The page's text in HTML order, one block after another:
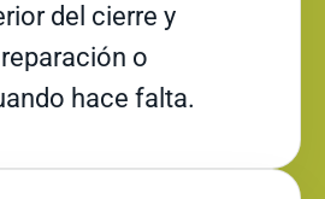
del cierre y
o
hace falta.